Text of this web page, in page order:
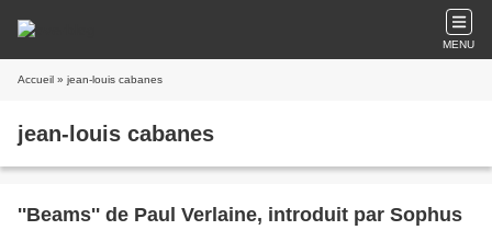
MENU
Accueil » jean-louis cabanes
jean-louis cabanes
''Beams'' de Paul Verlaine, introduit par Sophus